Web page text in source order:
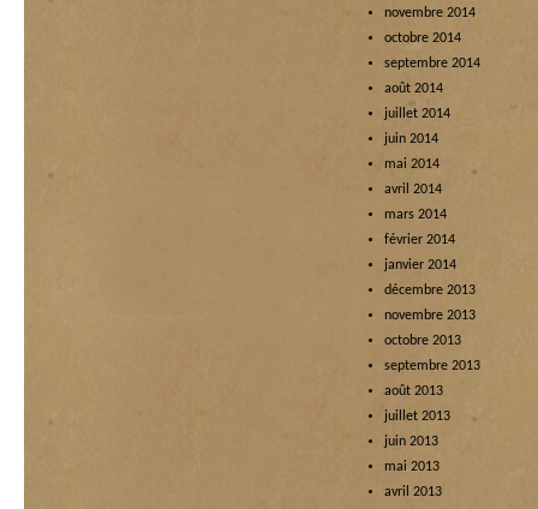
novembre 2014
octobre 2014
septembre 2014
août 2014
juillet 2014
juin 2014
mai 2014
avril 2014
mars 2014
février 2014
janvier 2014
décembre 2013
novembre 2013
octobre 2013
septembre 2013
août 2013
juillet 2013
juin 2013
mai 2013
avril 2013